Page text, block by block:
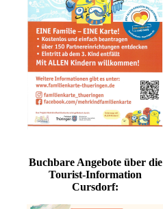
Buchbare Angebote über die
Tourist-Information
Cursdorf: